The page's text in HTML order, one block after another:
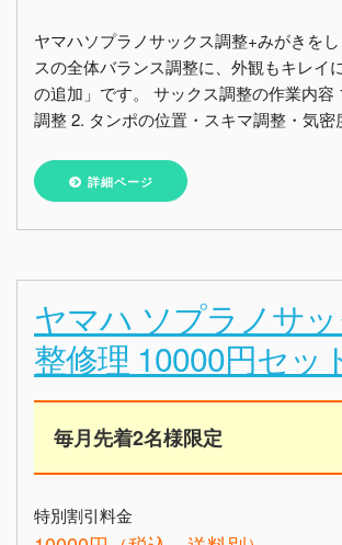
ヤマハソプラノサックス調整+みがきを
スの全体バランス調整に、外観もキレイ
の追加」です。 サックス調整の作業内容
調整 2. タンポの位置・スキマ調整・気密
詳細ページ
ヤマハ ソプラノサ
整修理 10000円セッ
毎月先着2名様限定
特別割引料金